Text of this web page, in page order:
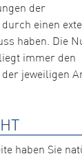
der
einen
haben. Die
immer den
jeweiligen
haben Sie